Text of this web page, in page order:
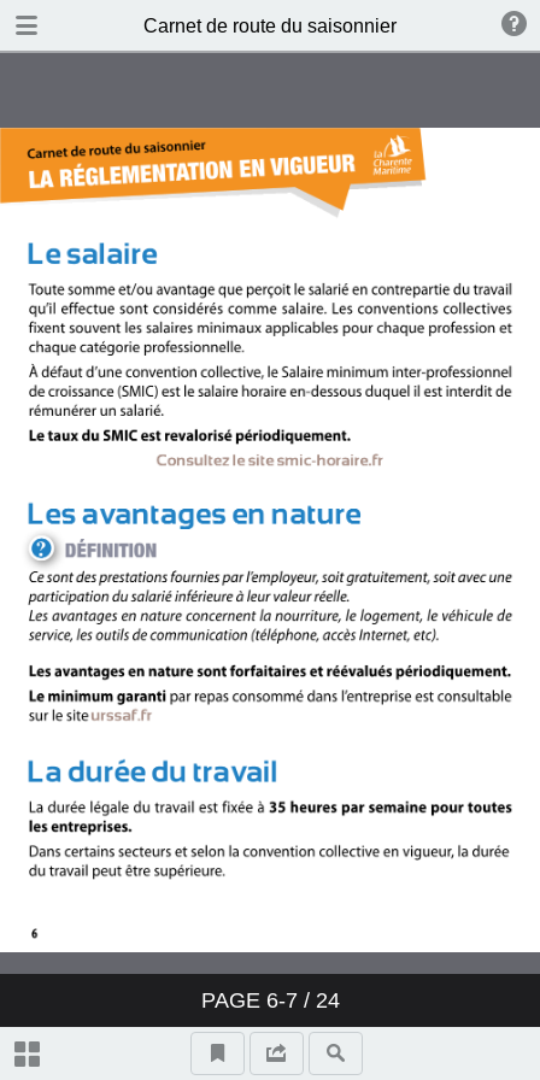
Carnet de route du saisonnier
PAGE 6-7/ 24
DOWNLOAD PDF